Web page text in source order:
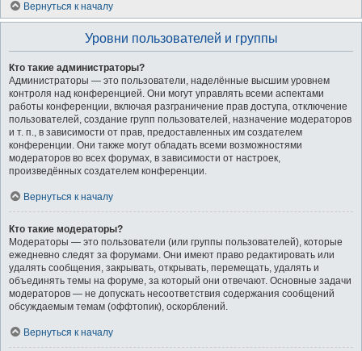
Вернуться к началу
Уровни пользователей и группы
Кто такие администраторы?
Администраторы — это пользователи, наделённые высшим уровнем
контроля над конференцией. Они могут управлять всеми аспектами
работы конференции, включая разграничение прав доступа, отключение
пользователей, создание групп пользователей, назначение модераторов
и т. п., в зависимости от прав, предоставленных им создателем
конференции. Они также могут обладать всеми возможностями
модераторов во всех форумах, в зависимости от настроек,
произведённых создателем конференции.
Вернуться к началу
Кто такие модераторы?
Модераторы — это пользователи (или группы пользователей), которые
ежедневно следят за форумами. Они имеют право редактировать или
удалять сообщения, закрывать, открывать, перемещать, удалять и
объединять темы на форуме, за который они отвечают. Основные задачи
модераторов — не допускать несоответствия содержания сообщений
обсуждаемым темам (оффтопик), оскорблений.
Вернуться к началу